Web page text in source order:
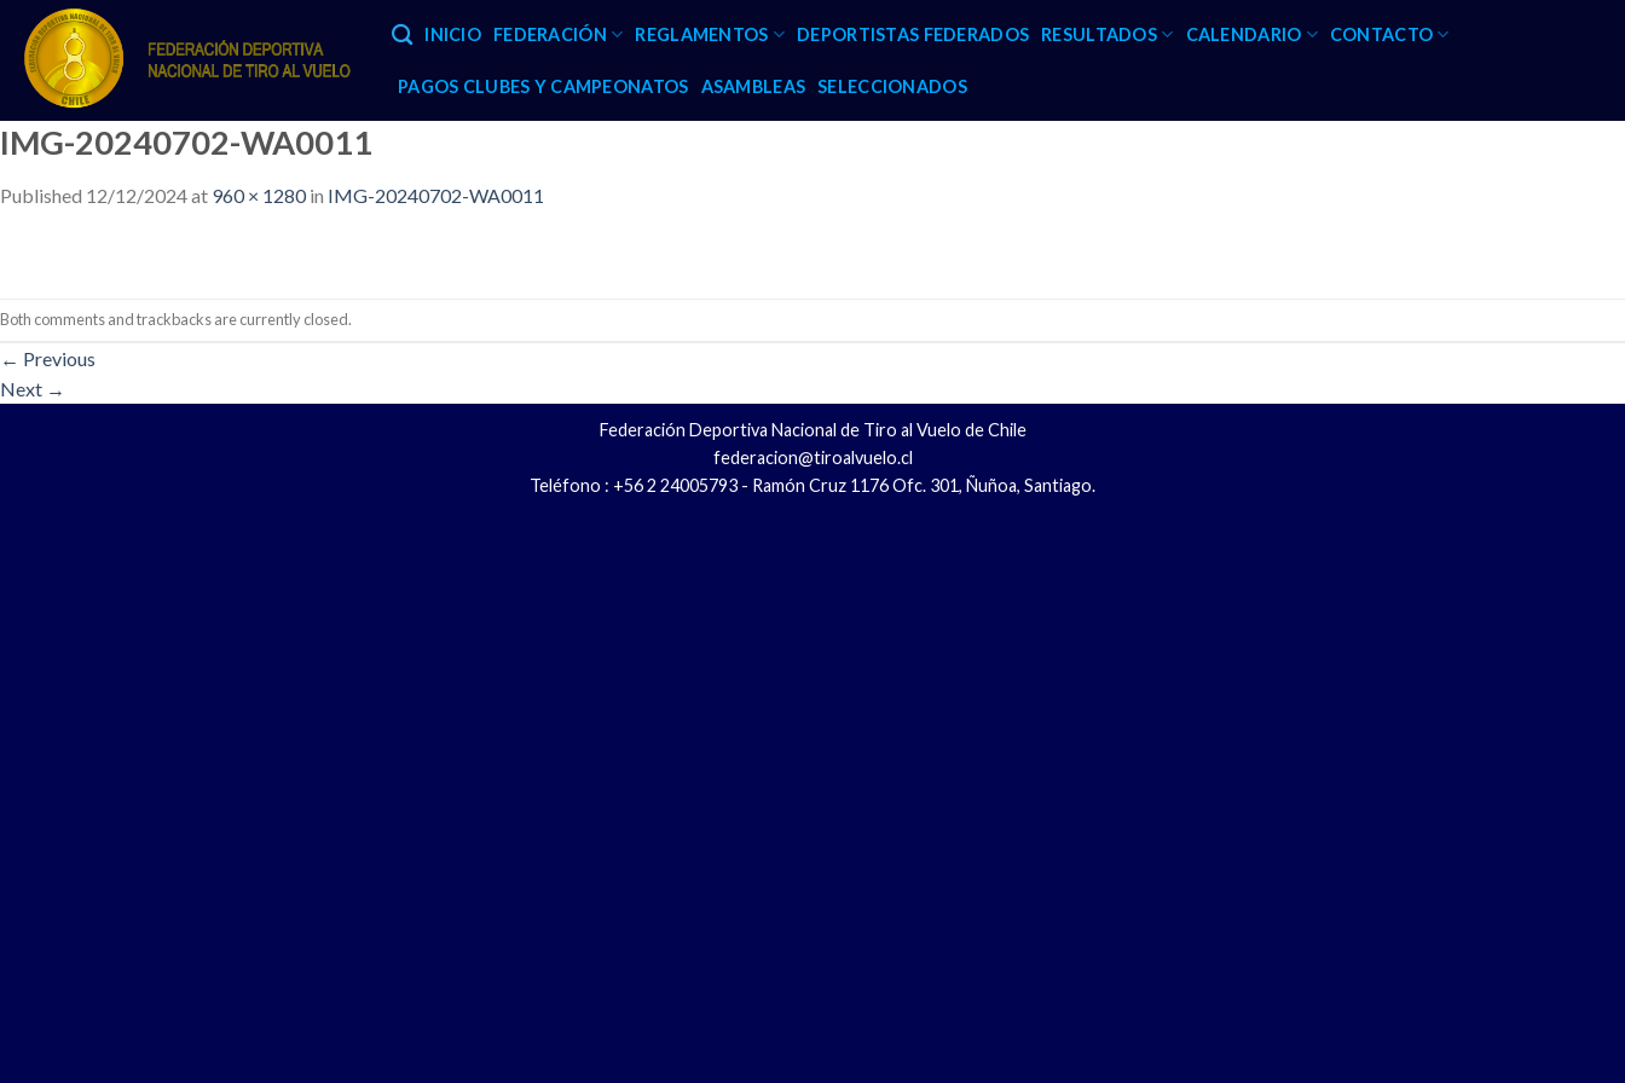
content
INICIO FEDERACIÓN REGLAMENTOS DEPORTISTAS FEDERADOS RESULTADOS CALENDARIO CONTACTO
PAGOS CLUBES Y CAMPEONATOS ASAMBLEAS SELECCIONADOS
IMG-20240702-WA0011
Published 12/12/2024at 960 × 1280in IMG-20240702-WA0011
Both comments and trackbacks are currently closed.
← Previous
Next →
Federación Deportiva Nacional de Tiro al Vuelo de Chile
federacion@tiroalvuelo.cl
Teléfono : +56 2 24005793 - Ramón Cruz 1176 Ofc. 301, Ñuñoa, Santiago.